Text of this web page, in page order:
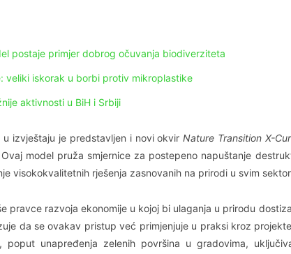
postaje primjer dobrog očuvanja biodiverziteta
veliki iskorak u borbi protiv mikroplastike
aktivnosti u BiH i Srbiji
u izvještaju je predstavljen i novi okvirNature Transition X-
model pruža smjernice za postepeno napuštanje
visokokvalitetnih rješenja zasnovanih na prirodi u svim
pravce razvoja ekonomije u kojoj bi ulaganja u prirodu
da se ovakav pristup već primjenjuje u praksi kroz
poput unapređenja zelenih površina u gradovima,